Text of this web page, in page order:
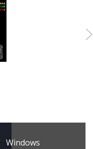
Windows